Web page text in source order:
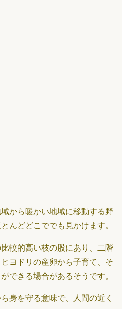
から暖かい地域に移動する野
んどどこででも見かけます。
較的高い枝の股にあり、二階
ヨドリの産卵から子育て、そ
できる場合があるそうです。
身を守る意味で、人間の近く